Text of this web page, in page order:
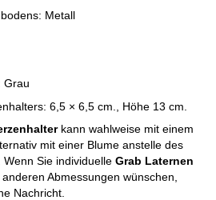
Metall
Grau
6,5 × 6,5 cm., Höhe 13 cm.
kann wahlweise mit einem
mit einer Blume anstelle des
Sie individuelle Grab Laternen
anderen Abmessungen wünschen,
Nachricht.